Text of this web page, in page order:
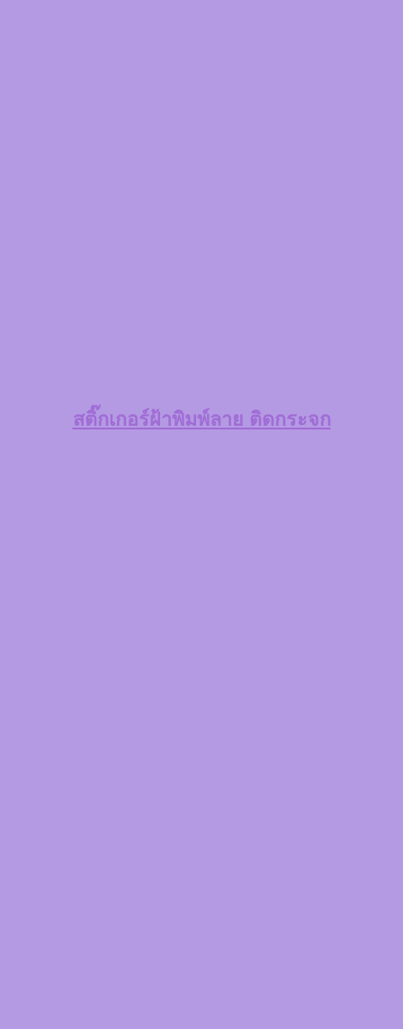
สติ๊กเกอร์ฝ้าพิมพ์ลาย ติดกระจก